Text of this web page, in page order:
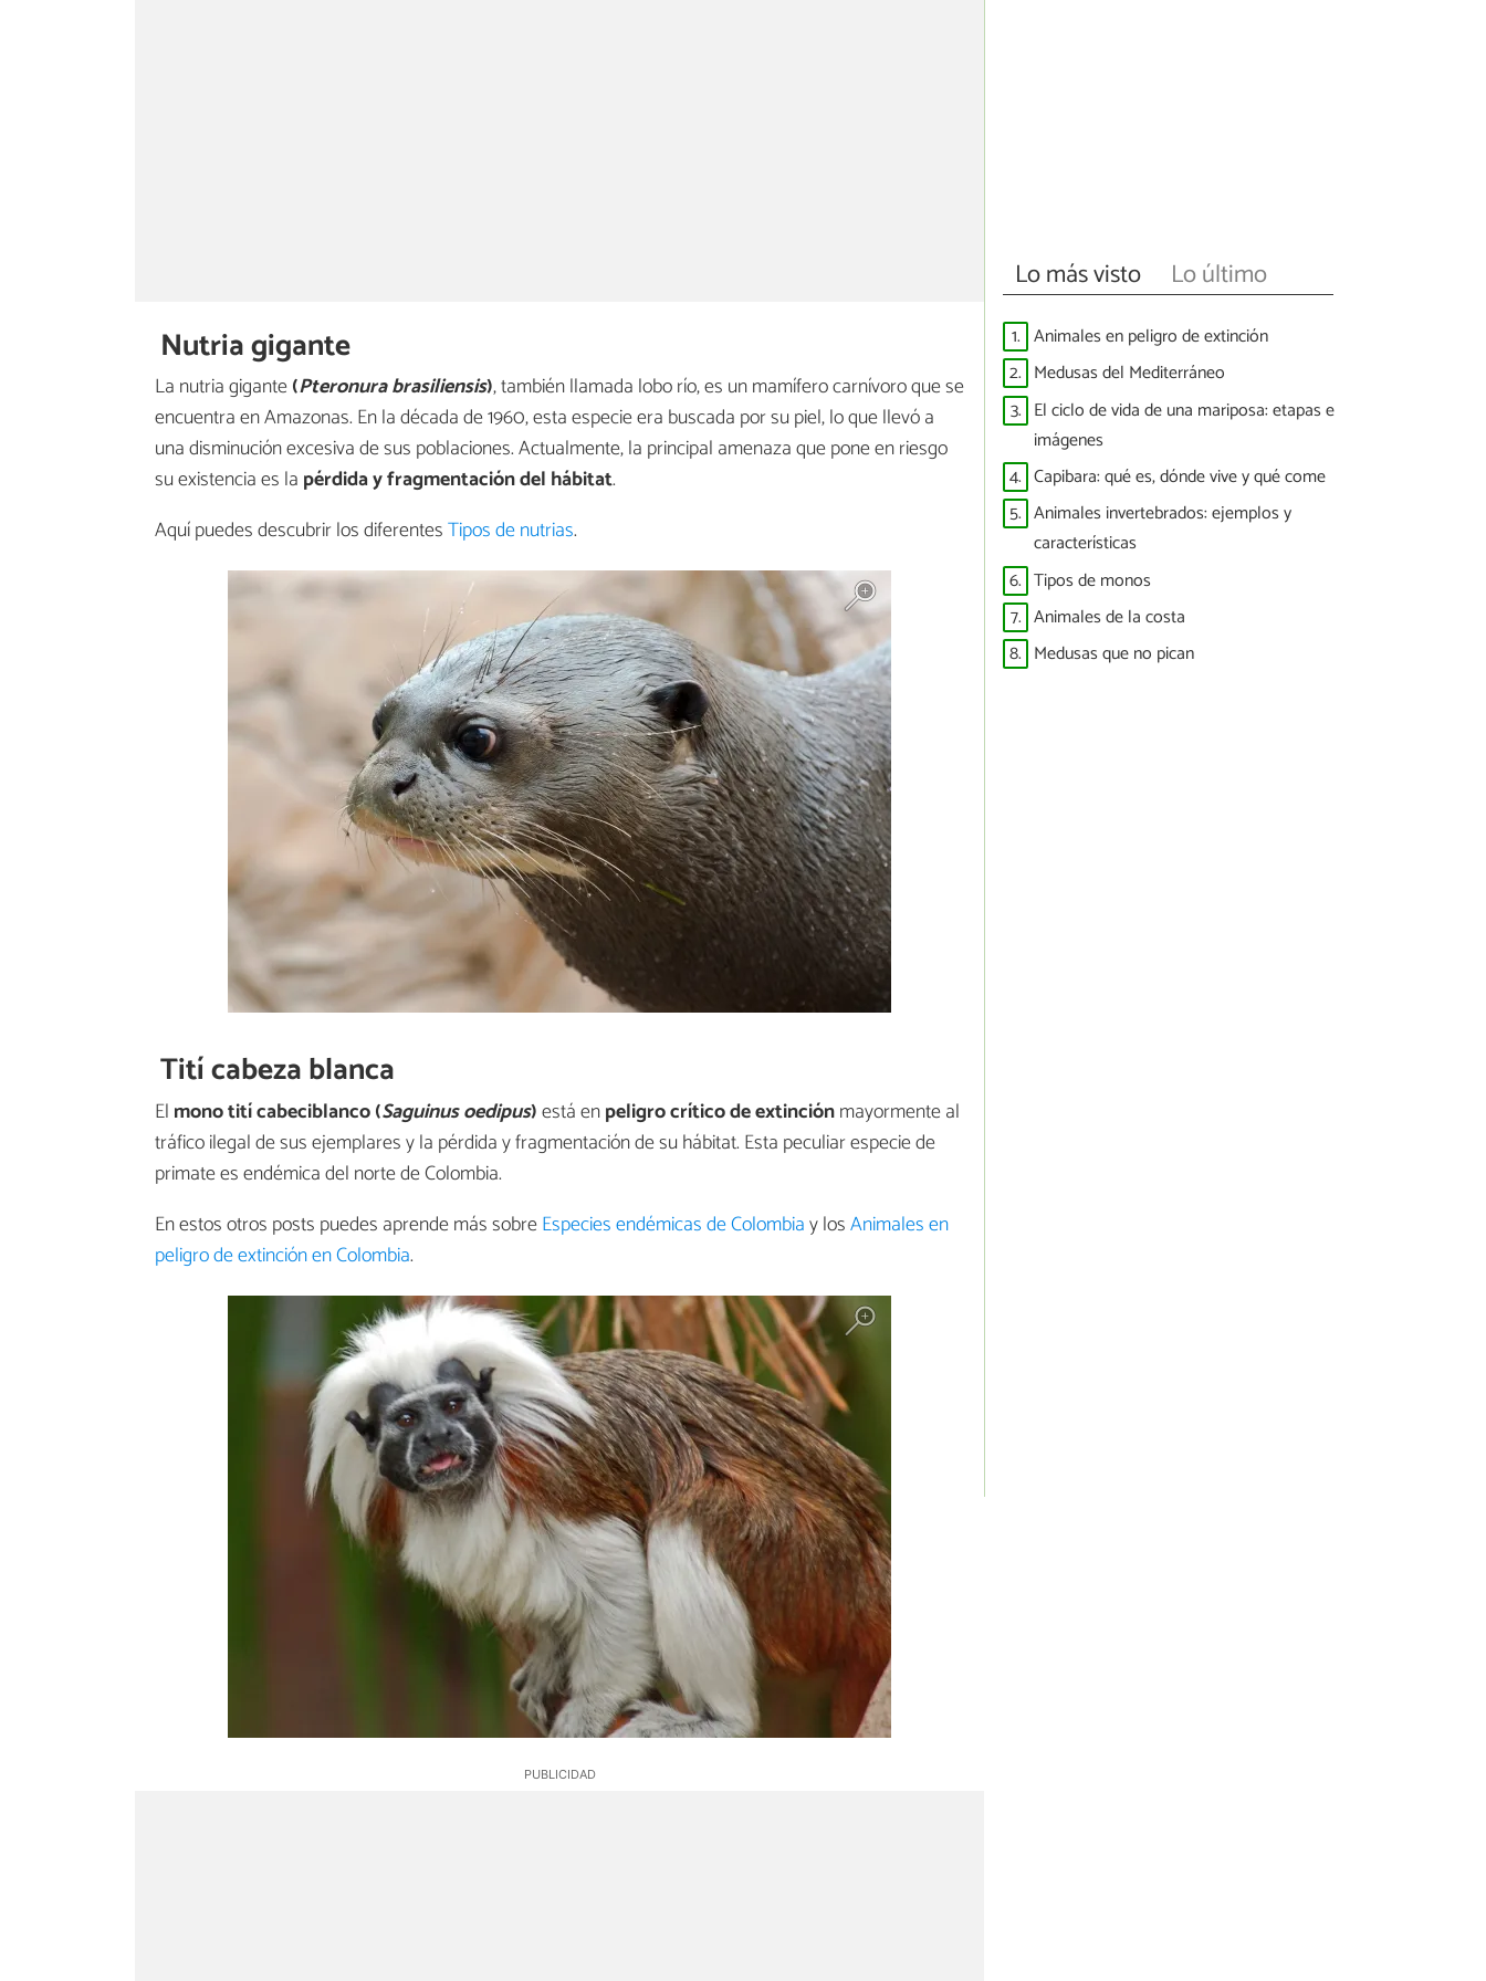
Nutria gigante
La nutria gigante(Pteronura brasiliensis), también llamada lobo río, es un mamífero carnívoro que se
encuentra en Amazonas. En la década de 1960, esta especie era buscada por su piel, lo que llevó a
una disminución excesiva de sus poblaciones. Actualmente, la principal amenaza que pone en riesgo
su existencia es la pérdida y fragmentación del hábitat.
Aquí puedes descubrir los diferentesTipos de nutrias.
Tití cabeza blanca
El mono tití cabeciblanco (Saguinus oedipus)está enpeligro crítico de extinciónmayormente al
tráfico ilegal de sus ejemplares y la pérdida y fragmentación de su hábitat. Esta peculiar especie de
primate es endémica del norte de Colombia.
En estos otros posts puedes aprende más sobreEspecies endémicas de Colombiay losAnimales en
peligro de extinción en Colombia.
Lo más visto Lo último
1. Animales en peligro de extinción
2. Medusas del Mediterráneo
3. El ciclo de vida de una mariposa: etapas e
imágenes
4. Capibara: qué es, dónde vive y qué come
5. Animales invertebrados: ejemplos y
características
6. Tipos de monos
7. Animales de la costa
8. Medusas que no pican